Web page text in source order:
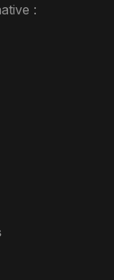
: